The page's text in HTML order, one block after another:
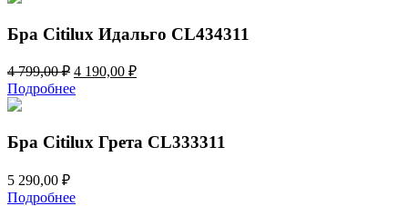
Бра Citilux Идальго CL434311
4 799,00₽ Первоначальная
цена
составляла
799,00 ₽.
4 190,00 ₽Текущая
Подробнее
Бра Citilux Грета CL333311
5 290,00 ₽
Подробнее